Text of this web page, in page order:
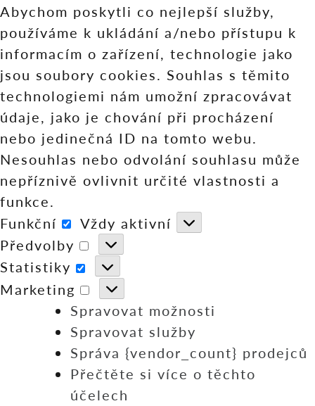
Abychom poskytli co nejlepší služby,
používáme k ukládání a/nebo přístupu k
informacím o zařízení, technologie jako
jsou soubory cookies. Souhlas s těmito
technologiemi nám umožní zpracovávat
údaje, jako je chování při procházení
nebo jedinečná ID na tomto webu.
Nesouhlas nebo odvolání souhlasu může
nepříznivě ovlivnit určité vlastnosti a
funkce.
Funkční
Funkční
Vždy aktivní
Předvolby
Předvolby
Statistiky
Statistiky
Marketing
Marketing
Spravovat možnosti
Spravovat služby
Správa {vendor_count} prodejců
Přečtěte si více o těchto
účelech